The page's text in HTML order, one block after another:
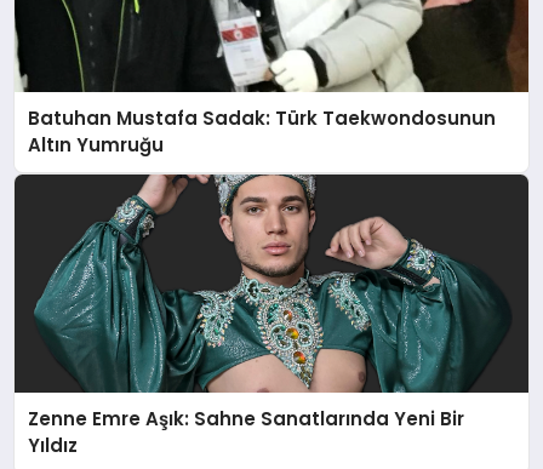
Batuhan Mustafa Sadak: Türk Taekwondosunun
Altın Yumruğu
Zenne Emre Aşık: Sahne Sanatlarında Yeni Bir
Yıldız